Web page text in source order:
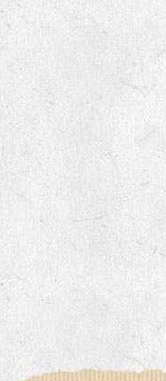
elles encore l'année
non inscrite ?
des semences non
élevés ?
frais de port